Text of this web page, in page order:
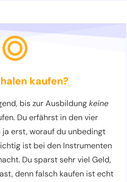
kaufen?
bis zur Ausbildungkeine
Du erfährst in den vier
ja erst, worauf du unbedingt
ist bei den Instrumenten
Du sparst sehr viel Geld,
denn falsch kaufen ist echt